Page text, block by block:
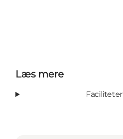
Læs mere
Faciliteter